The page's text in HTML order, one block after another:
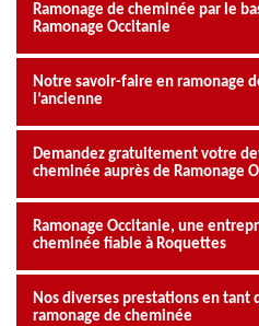
Ramonage de cheminée par le
Ramonage Occitanie
Notre savoir-faire en ramonage
l’ancienne
Demandez gratuitement votre
cheminée auprès de Ramonage
Ramonage Occitanie, une
cheminée fiable à Roquettes
Nos diverses prestations en tant
ramonage de cheminée